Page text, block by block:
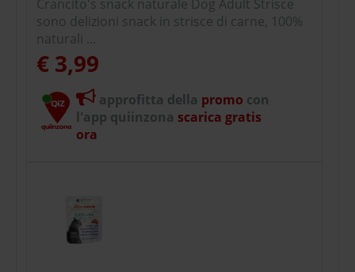
Crancito's snack naturale Dog Adult Strisce
sono delizioni snack in strisce di carne, 100%
naturali ...
€ 3,99
approfitta della promo con
l'app quiinzona scarica gratis
ora